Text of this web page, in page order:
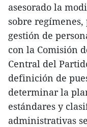
asesorado la
sobre
gestión de
con la Comisión
Central del
definición de
determinar la
estándares y
administrativas